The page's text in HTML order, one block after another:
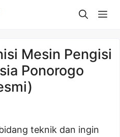
Mesin Pengisi
Ponorogo
teknik dan ingin